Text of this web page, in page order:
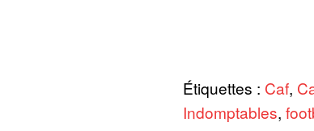
Étiquettes : Caf,
Indomptables,